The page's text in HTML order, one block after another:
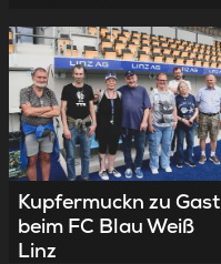
Kupfermuckn zu Gast
beim FC Blau Weiß
Linz